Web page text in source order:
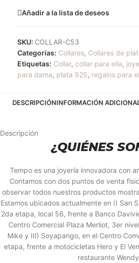
Añadir a la lista de deseos
SKU: COLLAR-C53
Categorías: Collares, Collares de
Etiquetas: Collar, collar para ella,
para dama, plata 925, regalos para
DESCRIPCIÓNINFORMACIÓN
Descripción
¿QUIÉNES
Tempo es una joyería innovadora con
Contamos con dos puntos de venta
observar todos nuestros productos
Estamos ubicados actualmente en I) San
2da etapa, local 56, frente a Banco
Centro Comercial Plaza Merliot, 3er
Mike y III) Soyapango, en el Centro
etapa, frente a motocicletas Hero y El
restaurante